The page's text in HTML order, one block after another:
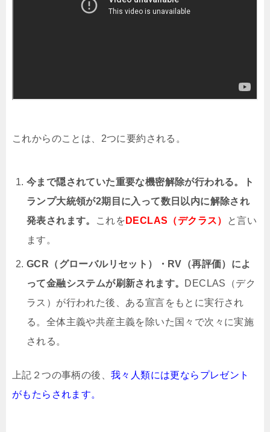
これからのことは、2つに要約される。
今まで隠されていた重要な機密解除が行われる。ト
ランプ大統領が2期目に入って数日以内に解除され
発表されます。
これを DECLAS（デクラス）
と言い
ます。
GCR（グローバルリセット）・RV（再評価）によ
って金融システムが刷新されます。 DECLAS（デク
ラス）が行われた後、ある宣言をもとに実行され
る。全体主義や共産主義を除いた国々で次々に実施
される。
上記２つの事柄の後、 我々人類には更ならプレゼント
がもたらされます。